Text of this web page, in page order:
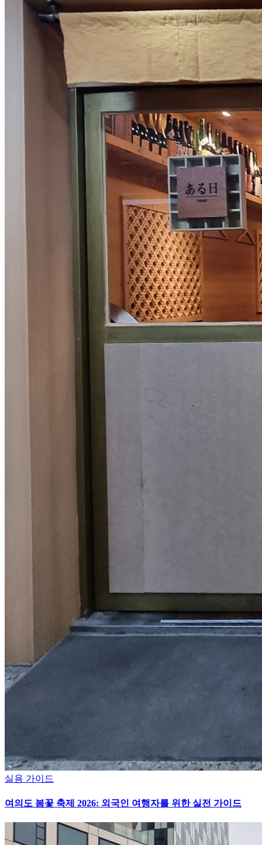
실용 가이드
여의도 봄꽃 축제 2026: 외국인 여행자를 위한 실전 가이드